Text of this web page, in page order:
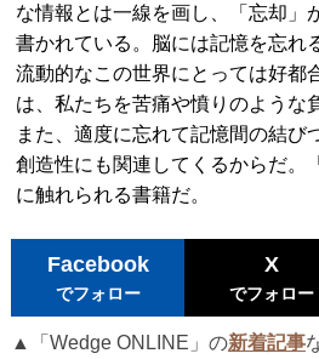
な情報とは一線を画し、「忘却」
書かれている。脳には記憶を忘れ
流動的なこの世界にとっては好都
は、私たちを苦痛や憤りのような
また、適度に忘れて記憶間の結び
創造性にも関連してくるからだ。
に触れられる書籍だ。
Facebook
でフォロー
X
でフォロー
▲「Wedge ONLINE」の新着記事